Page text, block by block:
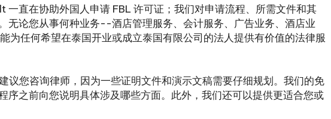
直在协助外国人申请 FBL 许可证；我们对申请流程、所需文件和其
无论您从事何种业务--酒店管理服务、会计服务、广告业务、酒店业
为任何希望在泰国开业或成立泰国有限公司的法人提供有价值的法律服
议您咨询律师，因为一些证明文件和演示文稿需要仔细规划。我们的免
序之前向您说明具体涉及哪些方面。此外，我们还可以提供更适合您或